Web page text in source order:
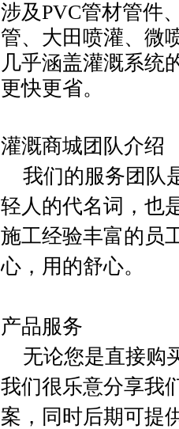
涉及PVC管材管件
管、大田喷灌、微
几乎涵盖灌溉系统
更快更省。
灌溉商城团队介绍
我们的服务团队
轻人的代名词，也
施工经验丰富的员
心，用的舒心。
产品服务
无论您是直接购
我们很乐意分享我
案，同时后期可提